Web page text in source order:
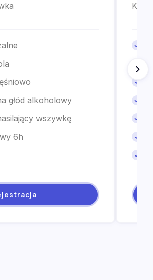
głód alkoholowy
wszywkę
6h